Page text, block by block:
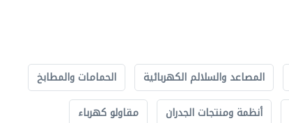
المصاعد والسلالم الكهربائية
الحمامات والمطابخ
أنظمة ومنتجات الجدران
مقاولو كهرباء